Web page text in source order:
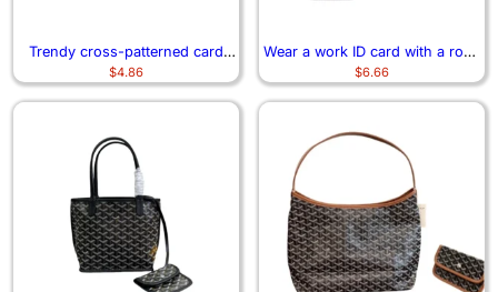
Trendy cross-patterned card
case 0301
$4.86
Wear a work ID card with a rope
and neck 7163
$6.66